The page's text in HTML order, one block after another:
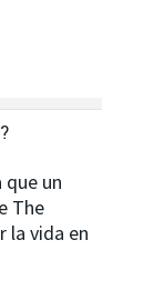
un
The
la vida en